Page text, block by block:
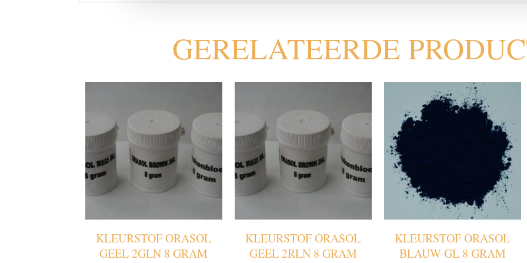
GERELATEERDE
KLEURSTOF ORASOL
GEEL 2GLN 8 GRAM
KLEURSTOF ORASOL
GEEL 2RLN 8 GRAM
KLEURSTOF ORASOL
BLAUW GL 8 GRAM